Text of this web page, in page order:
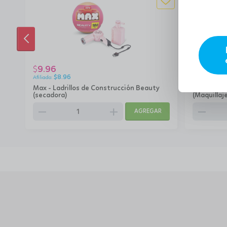
Max - Ladrillos de Construcción Beauty
(secadora)
$9.96
$8.96
remove add AGREGAR
9.96
$
remove
ANTERIOR